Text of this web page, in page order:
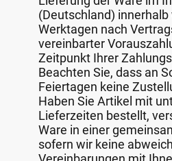
(Deutschland) innerhalb
Werktagen nach
vereinbarter
Zeitpunkt Ihrer
Beachten Sie, dass an
Feiertagen keine
Haben Sie Artikel mit
Lieferzeiten bestellt,
Ware in einer
sofern wir keine